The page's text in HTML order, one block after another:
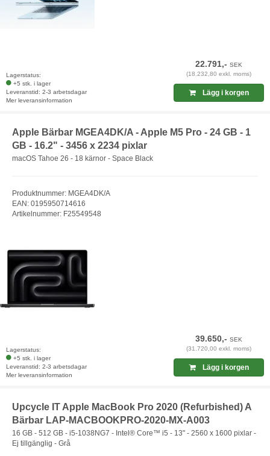
Lagerstatus:
+5 stk. i lager
Leveranstid: 2-3 arbetsdagar
Mer leveransinformation
22.791,-SEK
(18.232,80 exkl. moms)
Lägg i korgen
Apple Bärbar MGEA4DK/A - Apple M5 Pro - 24 GB - 1
GB - 16.2" - 3456 x 2234 pixlar
macOS Tahoe 26 - 18 kärnor - Space Black
Produktnummer: MGEA4DK/A
EAN: 0195950714616
Artikelnummer: F25549548
Lagerstatus:
+5 stk. i lager
Leveranstid: 2-3 arbetsdagar
Mer leveransinformation
39.650,-SEK
(31.720,00 exkl. moms)
Lägg i korgen
Upcycle IT Apple MacBook Pro 2020 (Refurbished) A
Bärbar LAP-MACBOOKPRO-2020-MX-A003
16 GB - 512 GB - i5-1038NG7 - Intel® Core™ i5 - 13" - 2560 x 1600 pixlar -
Ej tillgänglig - Grå